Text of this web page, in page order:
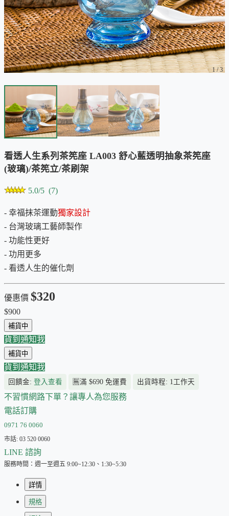
1/3
看透人生系列茶筅座 LA003 舒心藍透明抽象茶筅座
(玻璃)/茶筅立/茶刷架
5.0/5 (7)
- 幸福抹茶運動獨家設計
- 台灣玻璃工藝師製作
- 功能性更好
- 功用更多
- 看透人生的催化劑
優惠價 $320
$900
補貨中
貨到通知我
補貨中
貨到通知我
回饋金: 登入查看 🈚滿 $690 免運費 出貨時程: 1工作天
不習慣網路下單？讓專人為您服務
電話訂購
0971 76 0060
市話: 03 520 0060
LINE 諮詢
服務時間：週一至週五 9:00~12:30、1:30~5:30
詳情
規格